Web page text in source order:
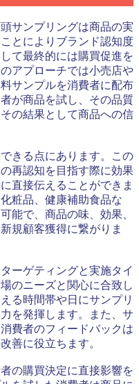
サンプリングは商品の実
とによりブランド認知度
て最終的には購買促進を
アプローチでは小売店や
サンプルを消費者に配布
が商品を試し、その品質
の結果として商品への信
きる点にあります。この
再認知を目指す際に効果
直接伝えることができま
粧品、健康補助食品な
能で、商品の味、効果、
規顧客獲得に繋がりま
ーゲティングと実施タイ
のニーズと関心に合致し
る時間帯や日にサンプリ
を発揮します。また、サ
費者のフィードバックは
善に役立ちます。
の購買決定に直接影響を